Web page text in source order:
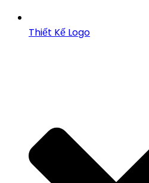
Thiết Kế Logo